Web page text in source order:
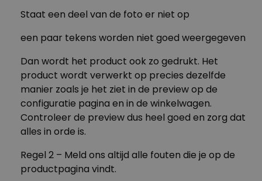
Staat een deel van de foto er niet op
een paar tekens worden niet goed weergegeven
Dan wordt het product ook zo gedrukt. Het
product wordt verwerkt op precies dezelfde
manier zoals je het ziet in de preview op de
configuratie pagina en in de winkelwagen.
Controleer de preview dus heel goed en zorg dat
alles in orde is.
Regel 2 – Meld ons altijd alle fouten die je op de
productpagina vindt.